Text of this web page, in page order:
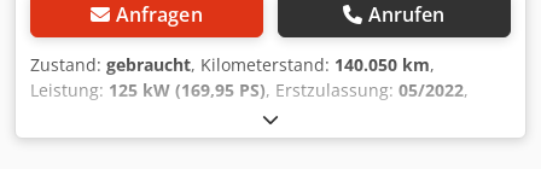
Anfragen Anrufen
Zustand: gebraucht, Kilometerstand: 140.050 km,
Leistung: 125 kW (169,95 PS), Erstzulassung: 05/2022,
, Gesamtgewicht:
Getriebetyp:Automatisch, Emissionsklasse:Euro6, Anzahl